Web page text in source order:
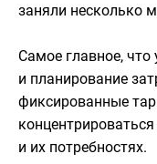
заняли несколько
Самое главное, что
и планирование
фиксированные
и их потребностях.